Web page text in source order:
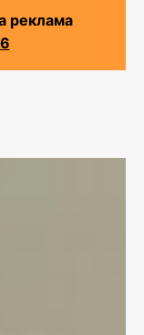
реклама